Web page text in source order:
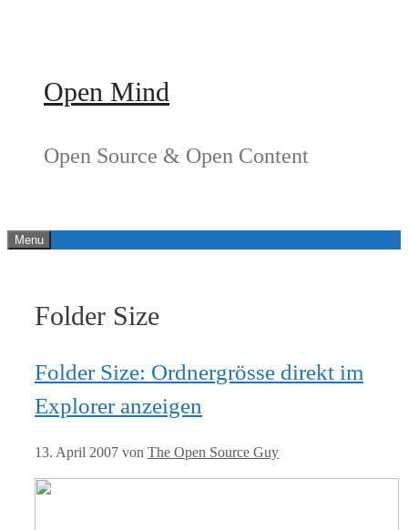
Open Mind
Open Source & Open Content
Menu
Folder Size
Folder Size: Ordnergrösse direkt im
Explorer anzeigen
13. April 2007 von The Open Source Guy